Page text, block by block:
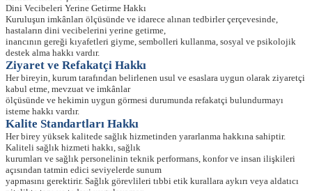
Dini Vecibeleri Yerine Getirme Hakkı
Kuruluşun imkânları ölçüsünde ve idarece alınan tedbirler çerçevesinde,
hastaların dini vecibelerini yerine getirme,
inancının gereği kıyafetleri giyme, sembolleri kullanma, sosyal ve psikolojik
destek alma hakkı vardır.
Ziyaret ve Refakatçi Hakkı
Her bireyin, kurum tarafından belirlenen usul ve esaslara uygun olarak ziyaretçi
kabul etme, mevzuat ve imkânlar
ölçüsünde ve hekimin uygun görmesi durumunda refakatçi bulundurmayı
isteme hakkı vardır.
Kalite Standartları Hakkı
Her birey yüksek kalitede sağlık hizmetinden yararlanma hakkına sahiptir.
Kaliteli sağlık hizmeti hakkı, sağlık
kurumları ve sağlık personelinin teknik performans, konfor ve insan ilişkileri
açısından tatmin edici seviyelerde sunum
yapmasını gerektirir. Sağlık görevlileri tıbbi etik kurallara aykırı veya aldatıcı